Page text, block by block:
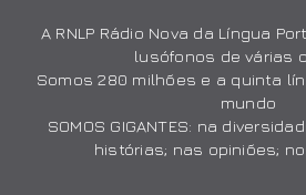
A RNLP Rádio Nova da Língua
lusófonos de várias
Somos 280 milhões e a quinta
mundo
SOMOS GIGANTES: na
histórias; nas opiniões;